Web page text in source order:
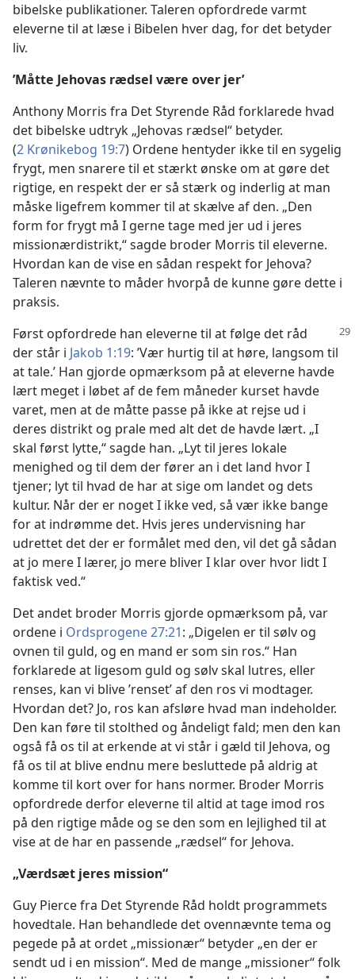
bibelske publikationer. Taleren opfordrede varmt
eleverne til at læse i Bibelen hver dag, for det betyder
liv.
’Måtte Jehovas rædsel være over jer’
Anthony Morris fra Det Styrende Råd forklarede hvad
det bibelske udtryk „Jehovas rædsel“ betyder.
(2 Krønikebog 19:7) Ordene hentyder ikke til en sygelig
frygt, men snarere til et stærkt ønske om at gøre det
rigtige, en respekt der er så stærk og inderlig at man
måske ligefrem kommer til at skælve af den. „Den
form for frygt må I gerne tage med jer ud i jeres
missionærdistrikt,“ sagde broder Morris til eleverne.
Hvordan kan de vise en sådan respekt for Jehova?
Taleren nævnte to måder hvorpå de kunne gøre dette i
praksis.
Først opfordrede han eleverne til at følge det råd
der står i Jakob 1:19: ’Vær hurtig til at høre, langsom til
at tale.’ Han gjorde opmærksom på at eleverne havde
lært meget i løbet af de fem måneder kurset havde
varet, men at de måtte passe på ikke at rejse ud i
deres distrikt og prale med alt det de havde lært. „I
skal først lytte,“ sagde han. „Lyt til jeres lokale
menighed og til dem der fører an i det land hvor I
tjener; lyt til hvad de har at sige om landet og dets
kultur. Når der er noget I ikke ved, så vær ikke bange
for at indrømme det. Hvis jeres undervisning har
udrettet det der er formålet med den, vil det gå sådan
at jo mere I lærer, jo mere bliver I klar over hvor lidt I
faktisk ved.“
Det andet broder Morris gjorde opmærksom på, var
ordene i Ordsprogene 27:21: „Digelen er til sølv og
ovnen til guld, og en mand er som sin ros.“ Han
forklarede at ligesom guld og sølv skal lutres, eller
renses, kan vi blive ’renset’ af den ros vi modtager.
Hvordan det? Jo, ros kan afsløre hvad man indeholder.
Den kan føre til stolthed og åndeligt fald; men den kan
også få os til at erkende at vi står i gæld til Jehova, og
få os til at blive endnu mere besluttede på aldrig at
komme til kort over for hans normer. Broder Morris
opfordrede derfor eleverne til altid at tage imod ros
på den rigtige måde og se den som en lejlighed til at
vise at de har en passende „rædsel“ for Jehova.
„Værdsæt jeres mission“
Guy Pierce fra Det Styrende Råd holdt programmets
hovedtale. Han behandlede det ovennævnte tema og
pegede på at ordet „missionær“ betyder „en der er
sendt ud i en mission“. Med de mange „missioner“ folk